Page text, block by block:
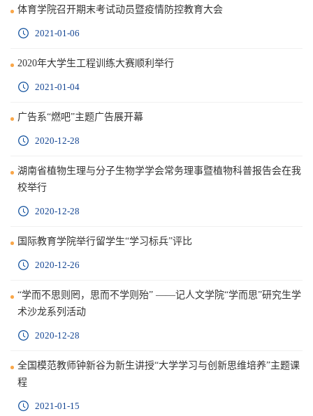
体育学院召开期末考试动员暨疫情防控教育大会
2021-01-06
2020年大学生工程训练大赛顺利举行
2021-01-04
广告系“燃吧”主题广告展开幕
2020-12-28
湖南省植物生理与分子生物学学会常务理事暨植物科普报告会在我
校举行
2020-12-28
国际教育学院举行留学生“学习标兵”评比
2020-12-26
“学而不思则罔，思而不学则殆” ——记人文学院“学而思”研究生学
术沙龙系列活动
2020-12-28
全国模范教师钟新谷为新生讲授“大学学习与创新思维培养”主题课
程
2021-01-15